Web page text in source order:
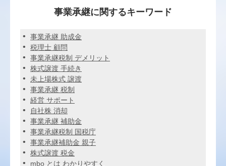
事業承継に関するキーワード
事業承継 助成金
税理士 顧問
事業承継税制 デメリット
株式譲渡 手続き
未上場株式 譲渡
事業承継 税制
経営 サポート
自社株 消却
事業承継 補助金
事業承継税制 国税庁
事業承継補助金 親子
株式譲渡 税金
mbo とは わかりやすく